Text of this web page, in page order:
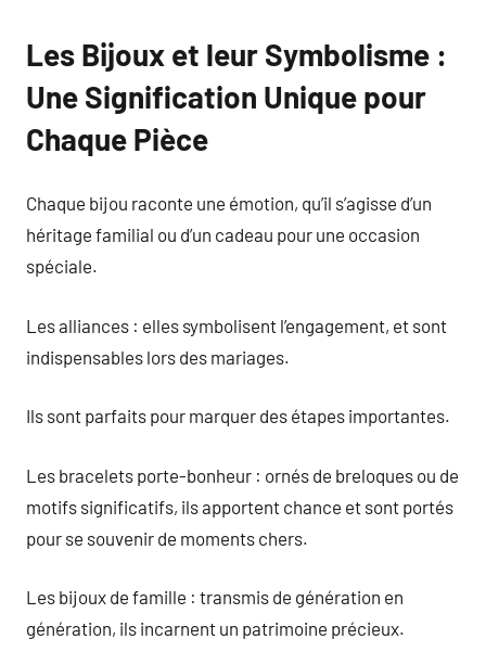
Les Bijoux et leur Symbolisme :
Une Signification Unique pour
Chaque Pièce
Chaque bijou raconte une émotion, qu’il s’agisse d’un
héritage familial ou d’un cadeau pour une occasion
spéciale.
Les alliances : elles symbolisent l’engagement, et sont
indispensables lors des mariages.
Ils sont parfaits pour marquer des étapes importantes.
Les bracelets porte-bonheur : ornés de breloques ou de
motifs significatifs, ils apportent chance et sont portés
pour se souvenir de moments chers.
Les bijoux de famille : transmis de génération en
génération, ils incarnent un patrimoine précieux.